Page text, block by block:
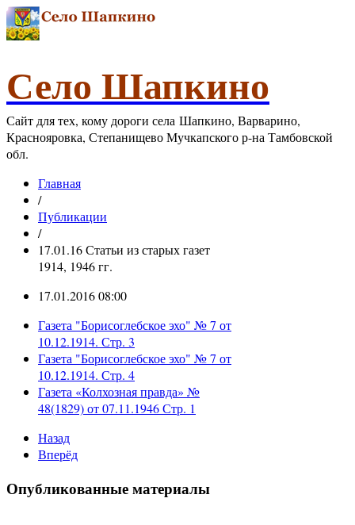
Село Шапкино
Сайт для тех, кому дороги села Шапкино, Варварино,
Краснояровка, Степанищево Мучкапского р-на Тамбовской
обл.
Главная
/
Публикации
/
17.01.16 Статьи из старых газет
1914, 1946 гг.
17.01.2016 08:00
Газета "Борисоглебское эхо" № 7 от
10.12.1914. Стр. 3
Газета "Борисоглебское эхо" № 7 от
10.12.1914. Стр. 4
Газета «Колхозная правда» №
48(1829) от 07.11.1946 Стр. 1
Назад
Вперёд
Опубликованные материалы